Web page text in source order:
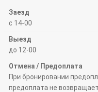
Заезд
с 14-00
Выезд
до 12-00
Отмена / Предоплата
При бронировании
предоплата не